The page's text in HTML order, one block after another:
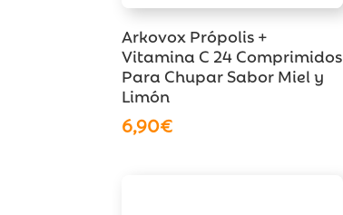
Arkovox Própolis +
Vitamina C 24 Comprimidos
Para Chupar Sabor Miel y
Limón
6,90€